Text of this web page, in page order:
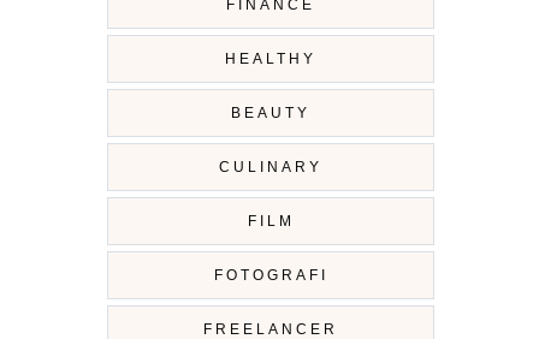
FINANCE
HEALTHY
BEAUTY
CULINARY
FILM
FOTOGRAFI
FREELANCER